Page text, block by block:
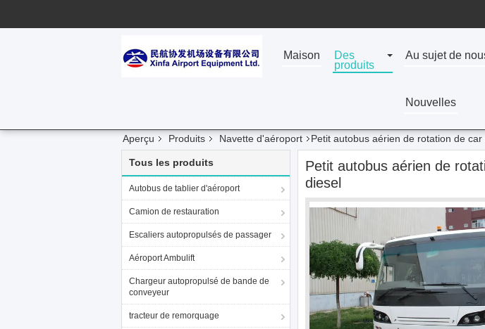
Maison
Des
produits
Au sujet de
Nouvelles
Aperçu Produits Navette d'aéroport Petit autobus aérien de rotation de
Tous les produits
Autobus de tablier d'aéroport
Camion de restauration
Escaliers autopropulsés de passager
Aéroport Ambulift
Chargeur autopropulsé de bande de
conveyeur
tracteur de remorquage
Petit autobus aérien de
diesel